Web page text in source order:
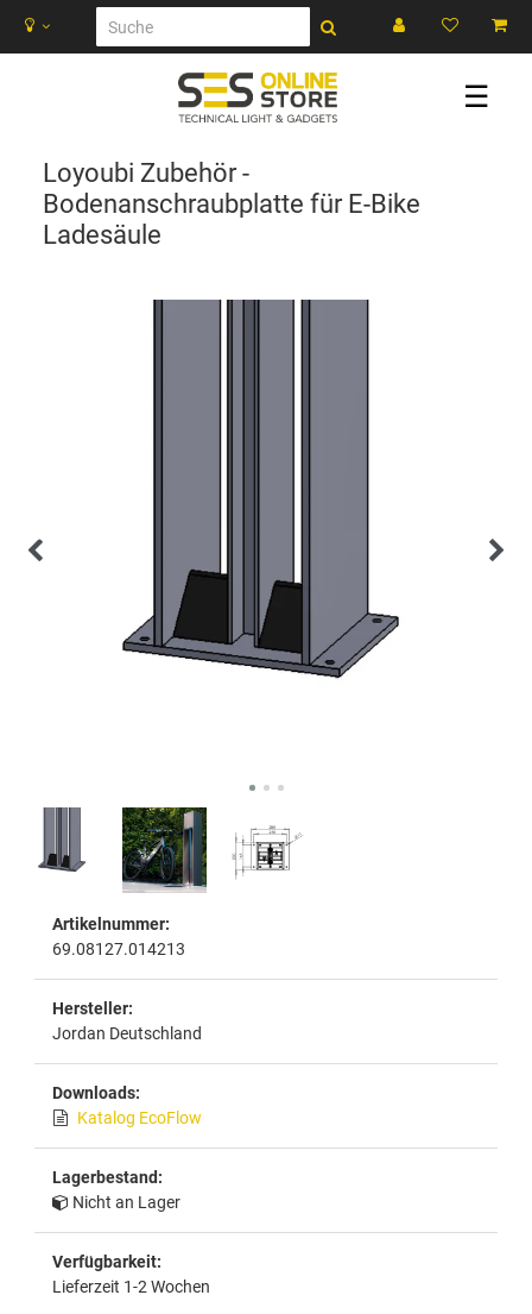
☰
Loyoubi Zubehör -
Bodenanschraubplatte für E-Bike
Ladesäule
Artikelnummer:
69.08127.014213
Hersteller:
Jordan Deutschland
Downloads:
Katalog EcoFlow
Lagerbestand:
Nicht an Lager
Verfügbarkeit:
Lieferzeit 1-2 Wochen